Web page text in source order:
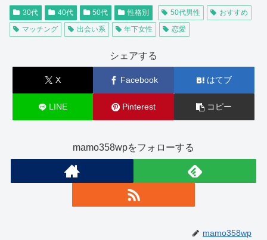
30代 40代 50代 性格別 50代男性
おすすめ
マッチング
出会い系 年下女性 恋愛
シェアする
X Facebook はてブ
LINE Pinterest コピー
mamo358wpをフォローする
mamo358wp